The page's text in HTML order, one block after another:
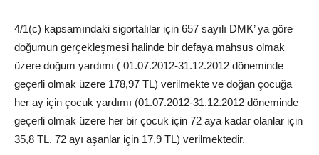
4/1(c) kapsamındaki sigortalılar için 657 sayılı DMK’ ya göre
doğumun gerçekleşmesi halinde bir defaya mahsus olmak
üzere doğum yardımı ( 01.07.2012-31.12.2012 döneminde
geçerli olmak üzere 178,97 TL) verilmekte ve doğan çocuğa
her ay için çocuk yardımı (01.07.2012-31.12.2012 döneminde
geçerli olmak üzere her bir çocuk için 72 aya kadar olanlar için
35,8 TL, 72 ayı aşanlar için 17,9 TL) verilmektedir.